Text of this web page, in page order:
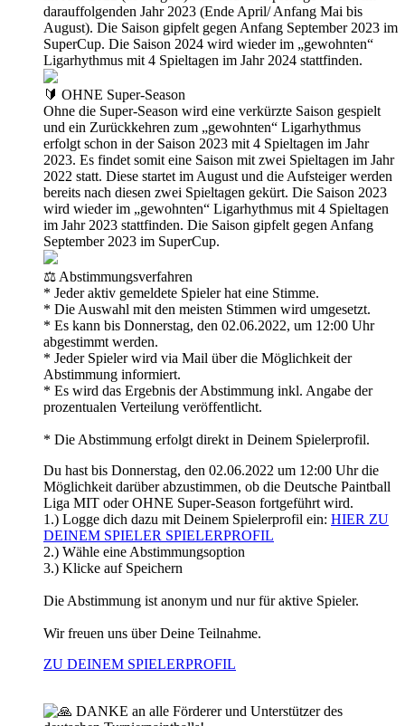
darauffolgenden Jahr 2023 (Ende April/ Anfang Mai bis
August). Die Saison gipfelt gegen Anfang September 2023 im
SuperCup. Die Saison 2024 wird wieder im „gewohnten“
Ligarhythmus mit 4 Spieltagen im Jahr 2024 stattfinden.
🔰 OHNE Super-Season
Ohne die Super-Season wird eine verkürzte Saison gespielt
und ein Zurückkehren zum „gewohnten“ Ligarhythmus
erfolgt schon in der Saison 2023 mit 4 Spieltagen im Jahr
2023. Es findet somit eine Saison mit zwei Spieltagen im Jahr
2022 statt. Diese startet im August und die Aufsteiger werden
bereits nach diesen zwei Spieltagen gekürt. Die Saison 2023
wird wieder im „gewohnten“ Ligarhythmus mit 4 Spieltagen
im Jahr 2023 stattfinden. Die Saison gipfelt gegen Anfang
September 2023 im SuperCup.
⚖️ Abstimmungsverfahren
* Jeder aktiv gemeldete Spieler hat eine Stimme.
* Die Auswahl mit den meisten Stimmen wird umgesetzt.
* Es kann bis Donnerstag, den 02.06.2022, um 12:00 Uhr
abgestimmt werden.
* Jeder Spieler wird via Mail über die Möglichkeit der
Abstimmung informiert.
* Es wird das Ergebnis der Abstimmung inkl. Angabe der
prozentualen Verteilung veröffentlicht.
* Die Abstimmung erfolgt direkt in Deinem Spielerprofil.
Du hast bis Donnerstag, den 02.06.2022 um 12:00 Uhr die
Möglichkeit darüber abzustimmen, ob die Deutsche Paintball
Liga MIT oder OHNE Super-Season fortgeführt wird.
1.) Logge dich dazu mit Deinem Spielerprofil ein: HIER ZU
DEINEM SPIELER SPIELERPROFIL
2.) Wähle eine Abstimmungsoption
3.) Klicke auf Speichern
Die Abstimmung ist anonym und nur für aktive Spieler.
Wir freuen uns über Deine Teilnahme.
ZU DEINEM SPIELERPROFIL
DANKE an alle Förderer und Unterstützer des